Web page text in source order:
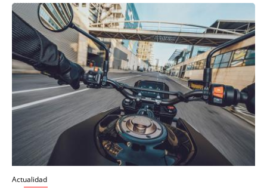
Actualidad